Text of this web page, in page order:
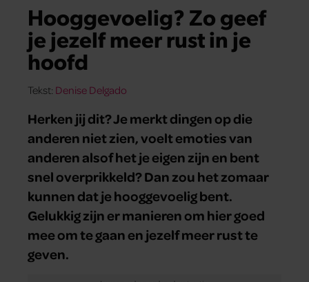
Hooggevoelig? Zo geef
je jezelf meer rust in je
hoofd
Tekst: Denise Delgado
Herken jij dit? Je merkt dingen op die
anderen niet zien, voelt emoties van
anderen alsof het je eigen zijn en bent
snel overprikkeld? Dan zou het zomaar
kunnen dat je hooggevoelig bent.
Gelukkig zijn er manieren om hier goed
mee om te gaan en jezelf meer rust te
geven.